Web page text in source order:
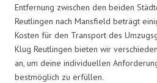
Entfernung zwischen den beiden
Reutlingen nach Mansfield beträgt
Kosten für den Transport des
Klug Reutlingen bieten wir
an, um deine individuellen
bestmöglich zu erfüllen.